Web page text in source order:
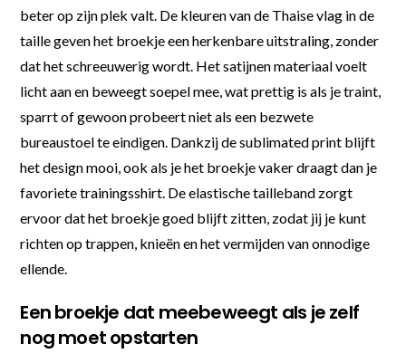
beter op zijn plek valt. De kleuren van de Thaise vlag in de
taille geven het broekje een herkenbare uitstraling, zonder
dat het schreeuwerig wordt. Het satijnen materiaal voelt
licht aan en beweegt soepel mee, wat prettig is als je traint,
sparrt of gewoon probeert niet als een bezwete
bureaustoel te eindigen. Dankzij de sublimated print blijft
het design mooi, ook als je het broekje vaker draagt dan je
favoriete trainingsshirt. De elastische tailleband zorgt
ervoor dat het broekje goed blijft zitten, zodat jij je kunt
richten op trappen, knieën en het vermijden van onnodige
ellende.
Een broekje dat meebeweegt als je zelf
nog moet opstarten